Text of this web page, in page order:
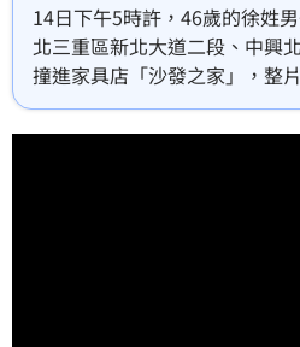
14日下午5時許，46歲的徐姓
北三重區新北大道二段、中興
撞進家具店「沙發之家」，整
滿地，門窗框也被撞歪，而肇
恍神釀禍。警方獲報到場，徐